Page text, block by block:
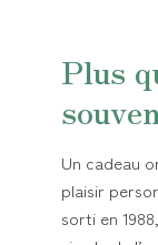
Plus
Un cadeau
plaisir
sorti en